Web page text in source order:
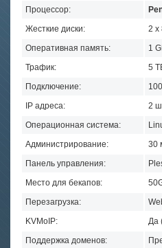
Процессор:
Жесткие диски:
2 x
Оперативная память:
1
Трафик:
5
Подключение:
IP адреса:
2
Операционная система:
Администрирование:
30
Панель управления:
Место для бекапов:
Перезагрузка:
KVMoIP:
Да
Поддержка доменов: